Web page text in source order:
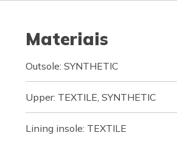
Materiais
Outsole: SYNTHETIC
Upper: TEXTILE, SYNTHETIC
Lining insole: TEXTILE